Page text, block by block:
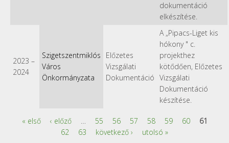
dokumentáció
elkészítése.
2023 –
2024
Szigetszentmiklós
Város
Önkormányzata
Előzetes
Vizsgálati
Dokumentáció
A „Pipacs-Liget kis
hókony " c.
projekthez
kötődően, Előzetes
Vizsgálati
Dokumentáció
készítése.
Oldalak
« első ‹ előző … 55 56 57 58 59 60
61
62
63 következő › utolsó »